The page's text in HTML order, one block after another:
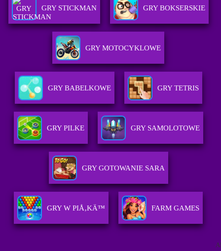
GRY STICKMAN GRY BOKSERSKIE
GRY MOTOCYKLOWE
GRY BABELKOWE GRY TETRIS
GRY PILKE GRY SAMOLOTOWE
GRY GOTOWANIE SARA
GRY W PIÅ‚KÄ™ FARM GAMES